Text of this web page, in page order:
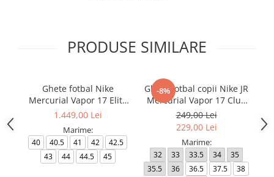
PRODUSE SIMILARE
Ghete fotbal Nike
Mercurial Vapor 17 Elite
FG T Se
1.449,00 Lei
Marime:
40 40.5 41 42
42.5
43
44 44.5 45
-8%
Ghete fotbal copii Nike JR
Mercurial Vapor 17 Club
FG/MG
249,00 Lei
229,00 Lei
Marime:
32 33 33.5 34
35
35.5
36 36.5 37.5
38